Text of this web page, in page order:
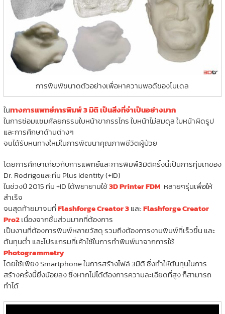
การพิมพ์ขนาดตัวอย่างเพื่อหาความพอดีของโมเดล
ในทางการแพทย์การพิมพ์ 3 มิติ เป็นสิ่งที่จำเป็นอย่างมาก
ในการซ่อมแซมศัลยกรรมใบหน้าขากรรไกร ใบหน้าไม่สมดุล ใบหน้าผิดรูป
และการศึกษาด้านต่างๆ
จนได้รับหนทางใหม่ในการพัฒนาคุณภาพชีวิตผู้ป่วย
โดยการศึกษาเกี่ยวกับการแพทย์และการพิมพ์3มิติครั้งนี้เป็นการทุ่มเทของ
Dr. Rodrigoและทีม Plus Identity (+ID)
ในช่วงปี 2015 ทีม +ID ได้พยายามใช้3D Printer FDM หลายๆรุ่นเพื่อให้
สำเร็จ
จนสุดท้ายมาจบที่Flashforge Creator 3และFlashforge Creator
Pro2เนื่องจากชิ้นส่วนมากที่ต้องการ
เป็นงานที่ต้องการพิมพ์หลายวัสดุ รวมถึงต้องการงานพิมพ์ที่เร็วขึ้น และ
ต้นทุนต่ำ และโปรแกรมที่เค้าใช้ในการทำพิมพ์มาจากการใช้
Photogrammetry
โดยใช้เพียง Smartphone ในการสร้างไฟล์ 3มิติ ซึ่งทำให้ต้นทุนในการ
สร้างครั้งนี้ยิ่งน้อยลง ซึ่งหากไม่ได้ต้องการความละเอียดที่สูง ก็สามารถ
ทำได้